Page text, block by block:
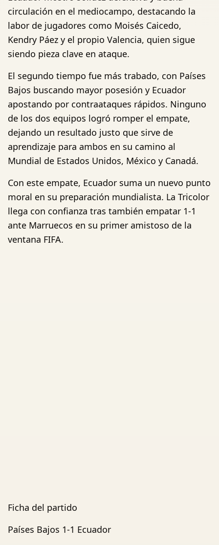
circulación en el mediocampo, destacando la
labor de jugadores como Moisés Caicedo,
Kendry Páez y el propio Valencia, quien sigue
siendo pieza clave en ataque.
El segundo tiempo fue más trabado, con Países
Bajos buscando mayor posesión y Ecuador
apostando por contraataques rápidos. Ninguno
de los dos equipos logró romper el empate,
dejando un resultado justo que sirve de
aprendizaje para ambos en su camino al
Mundial de Estados Unidos, México y Canadá.
Con este empate, Ecuador suma un nuevo punto
moral en su preparación mundialista. La Tricolor
llega con confianza tras también empatar 1-1
ante Marruecos en su primer amistoso de la
ventana FIFA.
Ficha del partido
Países Bajos 1-1 Ecuador